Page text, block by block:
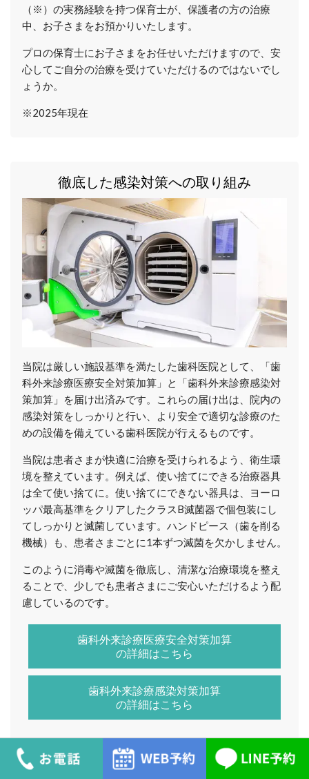
（※）の実務経験を持つ保育士が、保護者の方の治療
中、お子さまをお預かりいたします。
プロの保育士にお子さまをお任せいただけますので、安
心してご自分の治療を受けていただけるのではないでし
ょうか。
※2025年現在
徹底した感染対策への取り組み
当院は厳しい施設基準を満たした歯科医院として、「歯
科外来診療医療安全対策加算」と「歯科外来診療感染対
策加算」を届け出済みです。これらの届け出は、院内の
感染対策をしっかりと行い、より安全で適切な診療のた
めの設備を備えている歯科医院が行えるものです。
当院は患者さまが快適に治療を受けられるよう、衛生環
境を整えています。例えば、使い捨てにできる治療器具
は全て使い捨てに。使い捨てにできない器具は、ヨーロ
ッパ最高基準をクリアしたクラスB滅菌器で個包装にし
てしっかりと滅菌しています。ハンドピース（歯を削る
機械）も、患者さまごとに1本ずつ滅菌を欠かしません。
このように消毒や滅菌を徹底し、清潔な治療環境を整え
ることで、少しでも患者さまにご安心いただけるよう配
慮しているのです。
歯科外来診療医療安全対策加算
の詳細はこちら
歯科外来診療感染対策加算
の詳細はこちら